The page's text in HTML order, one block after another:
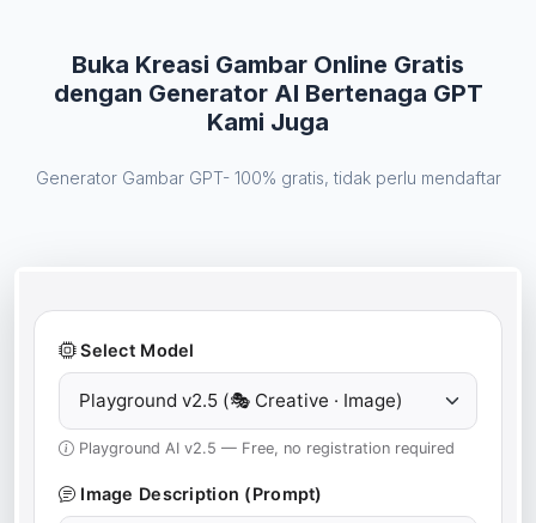
Buka Kreasi Gambar Online Gratis
dengan Generator AI Bertenaga GPT
Kami Juga
Generator Gambar GPT- 100% gratis, tidak perlu mendaftar